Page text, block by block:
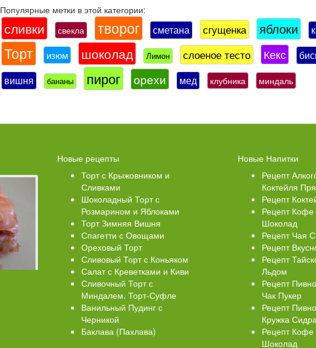
Популярные метки в этой категории:
сливки свекла творог сметана сгущенка яблоки
Торт изюм шоколад Лимон слоеное тесто Кекс
вишня
бананы пирог орехи мед клубника миндаль
Лимонные Кексики с Сахарной
Ватрушки с творогом
Новые рецепты
Торт с Крыжовником и
Сливками
Шоколадный Торт с
Розмарином и Яблоками
Торт Зимняя Вишня
Спагетти с Овощами
Ореховый Торт
Сливовый Торт с Коньяком
Салат с Креветками и Киви
Сливочный Торт с
Миндалем. Торт-Суфле
Ванильный Пудинг с
Черникой
Баклава (Пахлава)
Новые Напитки
Рецепт
Коктейля
Рецепт
Рецепт
Шоколад
Рецепт Чая
Рецепт
Рецепт
Льдом
Рецепт
Чак Пукер
Рецепт
Кружка
Рецепт
Шоколад